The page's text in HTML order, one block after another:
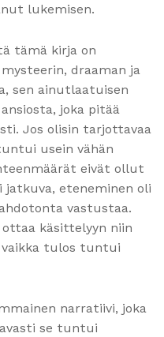
lukemisen.
tämä kirja on
draaman ja
sen ainutlaatuisen
joka pitää
Jos olisin tarjottavaa
usein vähän
eivät ollut
eteneminen oli
vastustaa.
käsittelyyn niin
vaikka tulos tuntui
narratiivi, joka
se tuntui